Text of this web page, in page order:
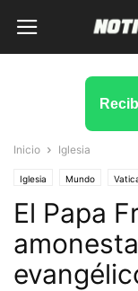
Inicio Iglesia
Iglesia Mundo
El Papa